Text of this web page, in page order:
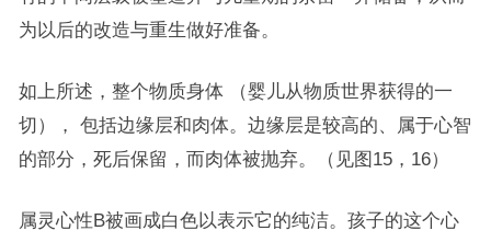
为以后的改造与重生做好准备。
如上所述，整个物质身体 （婴儿从物质世界获得的一
切）， 包括边缘层和肉体。边缘层是较高的、属于心智
的部分，死后保留，而肉体被抛弃。（见图15，16）
属灵心性B被画成白色以表示它的纯洁。孩子的这个心